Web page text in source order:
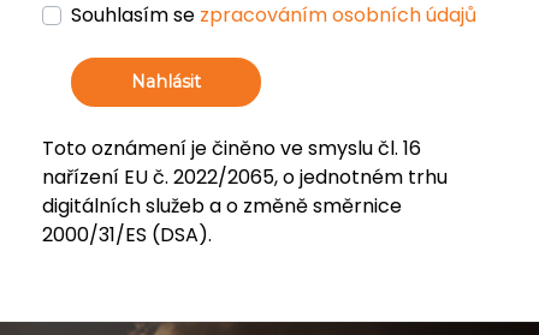
Souhlasím se zpracováním osobních údajů
Nahlásit
Toto oznámení je činěno ve smyslu čl. 16
nařízení EU č. 2022/2065, o jednotném trhu
digitálních služeb a o změně směrnice
2000/31/ES (DSA).